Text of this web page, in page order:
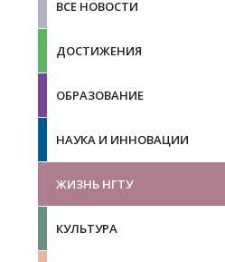
ВСЕ НОВОСТИ
ДОСТИЖЕНИЯ
ОБРАЗОВАНИЕ
НАУКА И ИННОВАЦИИ
ЖИЗНЬ НГТУ
КУЛЬТУРА